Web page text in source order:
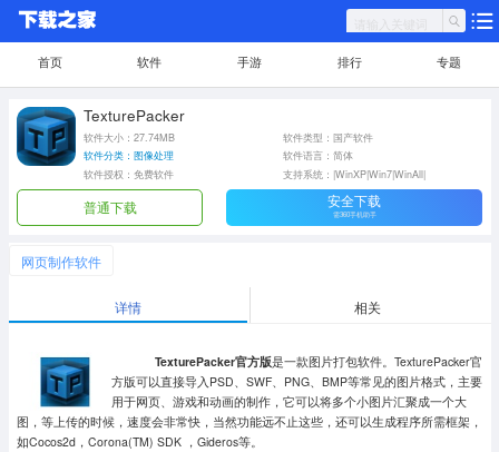
首页 软件 手游 排行 专题
TexturePacker
软件大小：27.74MB
软件类型：国产软件
软件分类：图像处理
软件语言：简体
软件授权：免费软件
支持系统：|WinXP|Win7|WinAll|
普通下载 安全下载
需360手机助手
网页制作软件
详情 相关
TexturePacker官方版是一款图片打包软件。TexturePacker官
方版可以直接导入PSD、SWF、PNG、BMP等常见的图片格式，主要
用于网页、游戏和动画的制作，它可以将多个小图片汇聚成一个大
图，等上传的时候，速度会非常快，当然功能远不止这些，还可以生成程序所需框架，
如Cocos2d，Corona(TM) SDK ，Gideros等。